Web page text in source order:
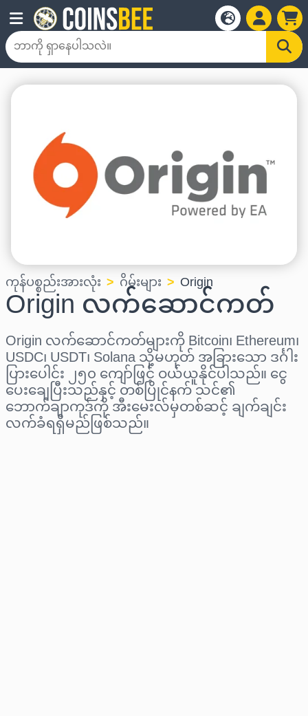
ကုန်ပစ္စည်းအားလုံး ဂိမ်းများ Origin
Origin လက်ဆောင်ကတ်
Origin လက်ဆောင်ကတ်များကို Bitcoin၊ Ethereum၊
USDC၊ USDT၊ Solana သို့မဟုတ် အခြားသော ဒင်္ဂါး
ပြားပေါင်း ၂၅၀ ကျော်ဖြင့် ဝယ်ယူနိုင်ပါသည်။ ငွေ
ပေးချေပြီးသည်နှင့် တစ်ပြိုင်နက် သင်၏
ဘောက်ချာကုဒ်ကို အီးမေးလ်မှတစ်ဆင့် ချက်ချင်း
လက်ခံရရှိမည်ဖြစ်သည်။